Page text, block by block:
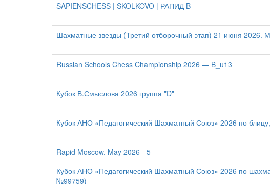
SAPIENSCHESS | SKOLKOVO | РАПИД B
Шахматные звезды (Третий отборочный этап) 21 июня 2026.
Russian Schools Chess Championship 2026 — B_u13
Кубок В.Смыслова 2026 группа "D"
Кубок АНО «Педагогический Шахматный Союз» 2026 по
Rapid Moscow. May 2026 - 5
Кубок АНО «Педагогический Шахматный Союз» 2026 по
№99759)